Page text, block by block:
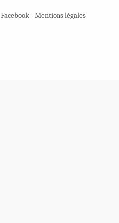
Facebook-Mentions légales